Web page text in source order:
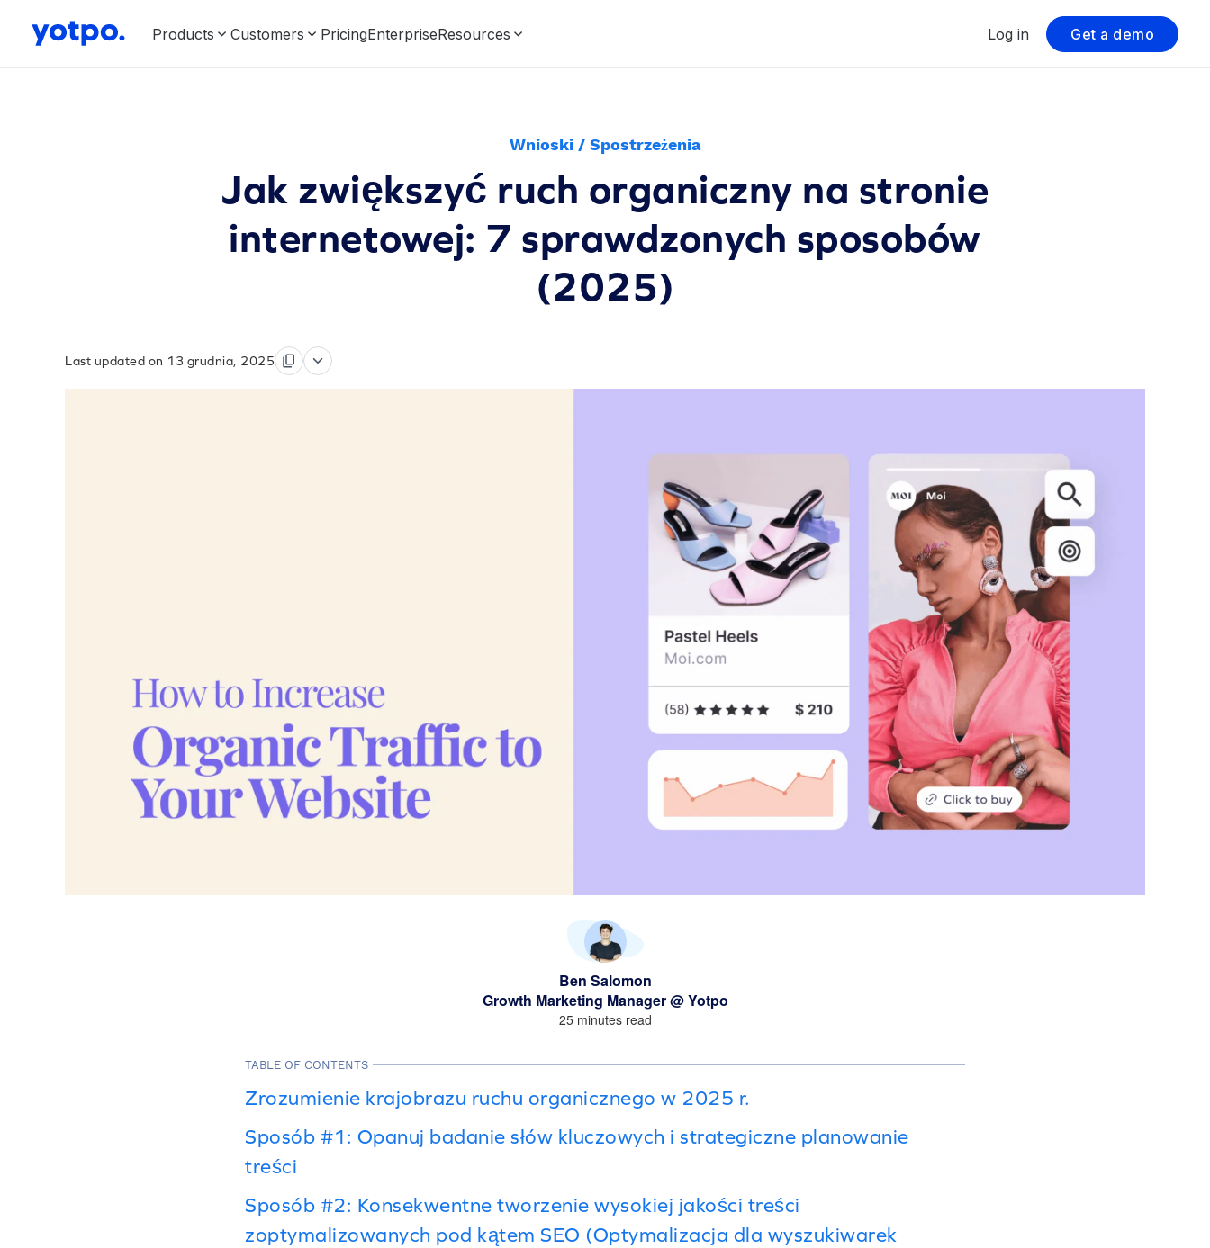
Products Customers PricingEnterpriseResources Log in Get a demo
Wnioski / Spostrzeżenia
Jak zwiększyć ruch organiczny na stronie
internetowej: 7 sprawdzonych sposobów
(2025)
Last updated on 13 grudnia, 2025
Ben Salomon
Growth Marketing Manager @ Yotpo
25 minutes read
TABLE OF CONTENTS
Zrozumienie krajobrazu ruchu organicznego w 2025 r.
Sposób #1: Opanuj badanie słów kluczowych i strategiczne planowanie
treści
Sposób #2: Konsekwentne tworzenie wysokiej jakości treści
zoptymalizowanych pod kątem SEO (Optymalizacja dla wyszukiwarek